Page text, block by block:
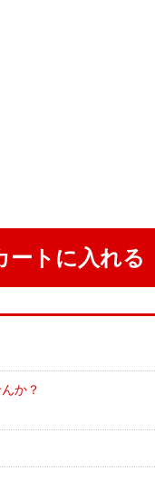
ートに入れる
か？